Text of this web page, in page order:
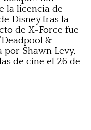
la licencia de
Disney tras la
de X-Force fue
&
por Shawn Levy,
de cine el 26 de